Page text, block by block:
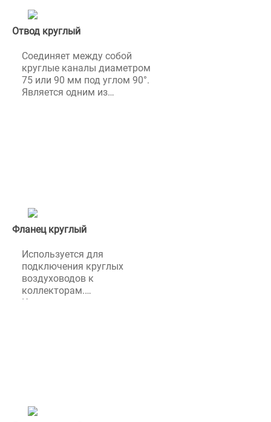
Отвод круглый
Соединяет между собой
круглые каналы диаметром
75 или 90 мм под углом 90°.
Является одним из
Фланец круглый
Используется для
подключения круглых
воздуховодов к
коллекторам.
Комплектуются замками